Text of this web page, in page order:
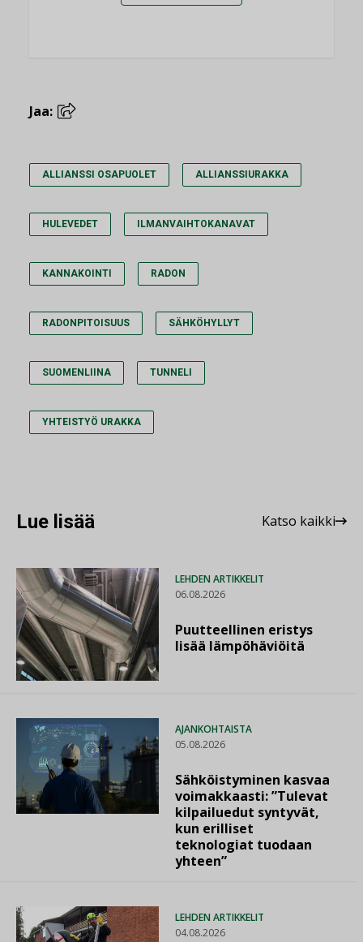
Jaa:
ALLIANSSI OSAPUOLET ALLIANSSIURAKKA
HULEVEDET ILMANVAIHTOKANAVAT
KANNAKOINTI RADON
RADONPITOISUUS SÄHKÖHYLLYT
SUOMENLIINA TUNNELI
YHTEISTYÖ URAKKA
Lue lisää Katso kaikki
LEHDEN ARTIKKELIT
06.08.2026
Puutteellinen eristys
lisää lämpöhäviöitä
AJANKOHTAISTA
05.08.2026
Sähköistyminen kasvaa
voimakkaasti: ”Tulevat
kilpailuedut syntyvät,
kun erilliset
teknologiat tuodaan
yhteen”
LEHDEN ARTIKKELIT
04.08.2026